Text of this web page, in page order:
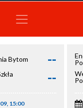
Bytom --
--
15:00